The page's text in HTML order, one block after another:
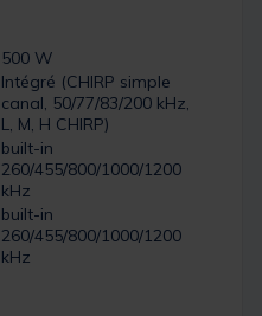
500 W
Intégré (CHIRP simple
canal, 50/77/83/200 kHz,
L, M, H CHIRP)
built-in
260/455/800/1000/1200
kHz
built-in
260/455/800/1000/1200
kHz